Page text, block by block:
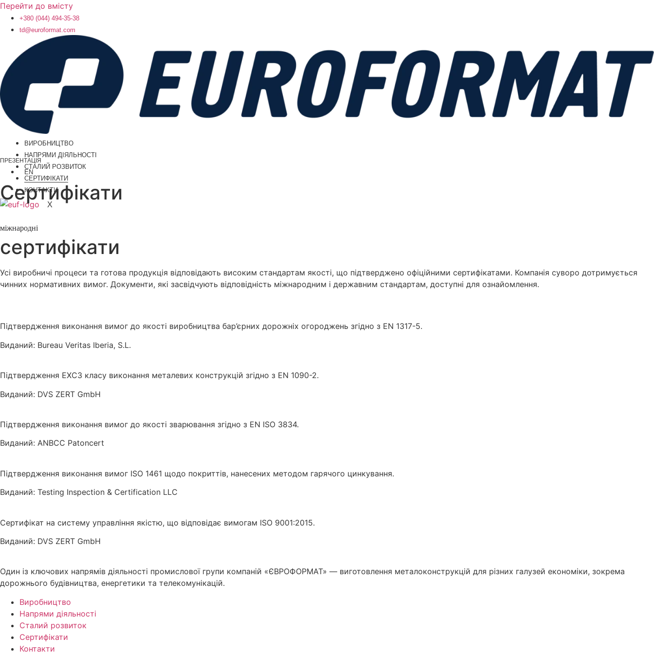
Перейти до вмісту
+380 (044) 494-35-38
td@euroformat.com
ВИРОБНИЦТВО
НАПРЯМИ ДІЯЛЬНОСТІ
СТАЛИЙ РОЗВИТОК
СЕРТИФІКАТИ
КОНТАКТИ
X
ПРЕЗЕНТАЦІЯ
EN
Сертифікати
міжнародні
сертифікати
Усі виробничі процеси та готова продукція відповідають високим стандартам якості, що підтверджено офіційними сертифікатами. Компанія суворо дотримується
чинних нормативних вимог. Документи, які засвідчують відповідність міжнародним і державним стандартам, доступні для ознайомлення.
Підтвердження виконання вимог до якості виробництва бар’єрних дорожніх огороджень згідно з EN 1317-5.
Виданий: Bureau Veritas Iberia, S.L.
Підтвердження EXC3 класу виконання металевих конструкцій згідно з EN 1090-2.
Виданий: DVS ZERT GmbH
Підтвердження виконання вимог до якості зварювання згідно з EN ІSO 3834.
Виданий: ANBCC Patoncert
Підтвердження виконання вимог ISO 1461 щодо покриттів, нанесених методом гарячого цинкування.
Виданий: Testing Inspection & Certification LLC
Сертифікат на систему управління якістю, що відповідає вимогам ISO 9001:2015.
Виданий: DVS ZERT GmbH
Один із ключових напрямів діяльності промислової групи компаній «ЄВРОФОРМАТ» — виготовлення металоконструкцій для різних галузей економіки, зокрема
дорожнього будівництва, енергетики та телекомунікацій.
Виробництво
Напрями діяльності
Сталий розвиток
Сертифікати
Контакти